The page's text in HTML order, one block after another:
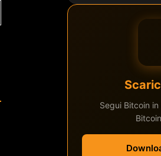
Segui Bitcoin